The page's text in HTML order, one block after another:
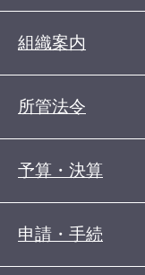
組織案内
所管法令
予算・決算
申請・手続